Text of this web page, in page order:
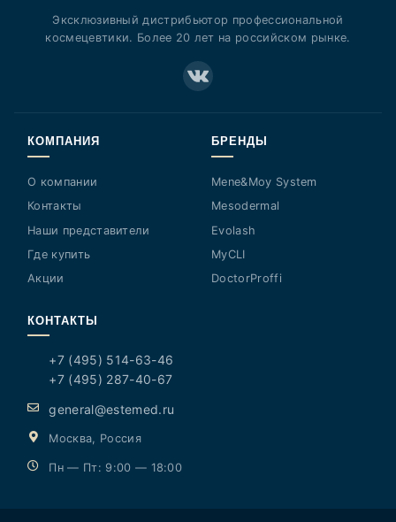
Эксклюзивный дистрибьютор профессиональной
космецевтики. Более 20 лет на российском рынке.
КОМПАНИЯ
О компании
Контакты
Наши представители
Где купить
Акции
БРЕНДЫ
Mene&Moy System
Mesodermal
Evolash
MyCLI
DoctorProffi
КОНТАКТЫ
+7 (495) 514-63-46
+7 (495) 287-40-67
general@estemed.ru
Москва, Россия
Пн — Пт: 9:00 — 18:00